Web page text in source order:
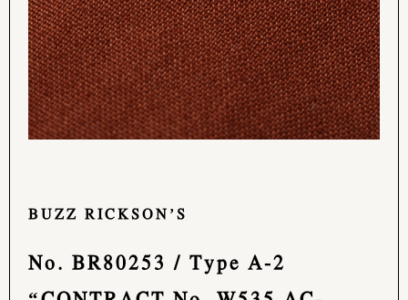
BUZZ RICKSON’S
No. BR80253 / Type A-2